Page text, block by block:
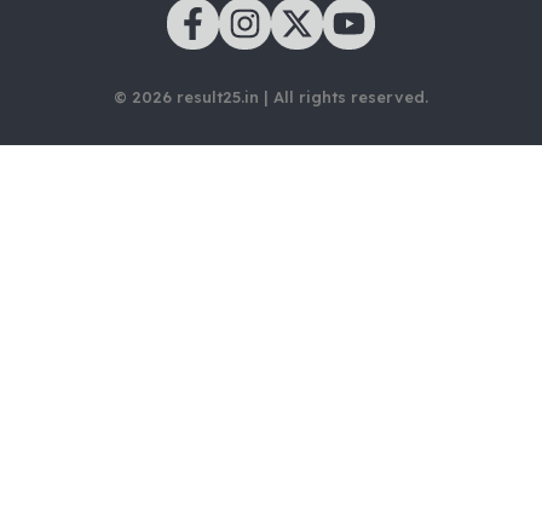
© 2026 result25.in | All rights reserved.